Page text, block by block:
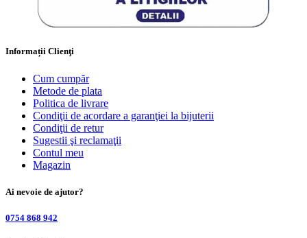
Informații Clienţi
Cum cumpăr
Metode de plata
Politica de livrare
Condiţii de acordare a garanţiei la bijuterii
Condiţii de retur
Sugestii şi reclamaţii
Contul meu
Magazin
Ai nevoie de ajutor?
0754 868 942